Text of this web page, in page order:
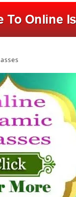
new
tab
new
tab
new
tab